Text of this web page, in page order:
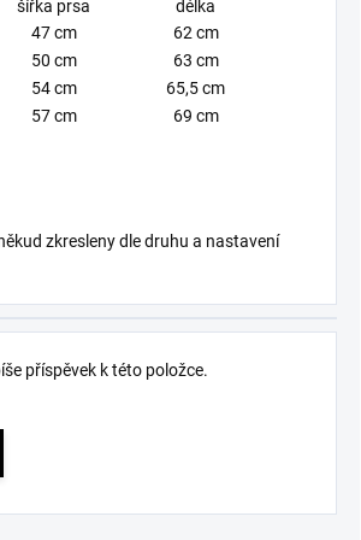
šířka prsa
délka
47 cm
62 cm
50 cm
63 cm
54 cm
65,5 cm
57 cm 69 cm
zkresleny dle druhu a nastavení
příspěvek k této položce.